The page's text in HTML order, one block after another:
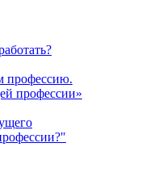
профессию.
профессии»